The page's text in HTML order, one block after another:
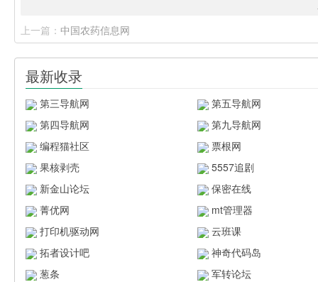
上一篇： 中国农药信息网
最新收录
第三导航网
第五导航网
第四导航网
第九导航网
编程猫社区
票根网
果核剥壳
5557追剧
新金山论坛
保密在线
菁优网
mt管理器
打印机驱动网
云班课
拓者设计吧
神奇代码岛
葱条
军转论坛